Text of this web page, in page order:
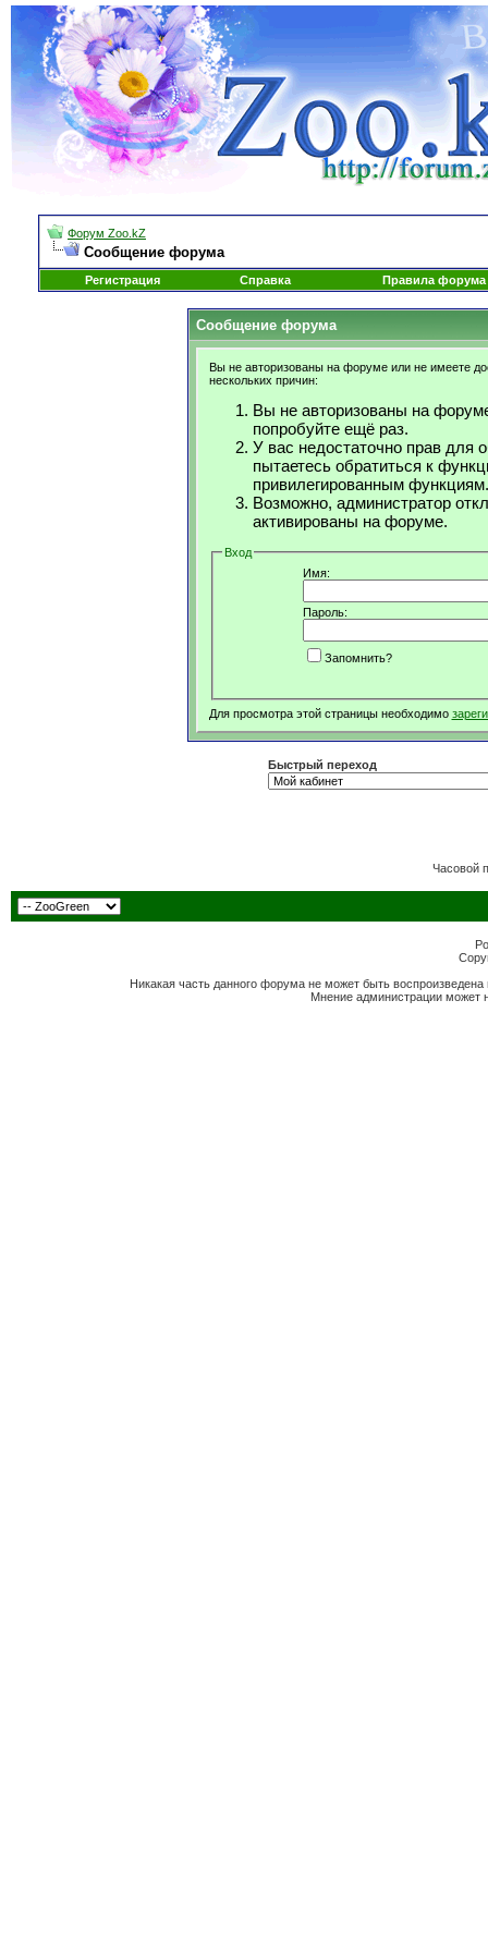
Форум Zoo.kZ
Сообщение форума
Регистрация Справка Правила форума
Сообщение форума
Вы не авторизованы на форуме или не имеете
нескольких причин:
Вы не авторизованы на
попробуйте ещё раз.
У вас недостаточно прав для
пытаетесь обратиться к
привилегированным функциям.
Возможно, администратор
активированы на форуме.
Вход
Имя:
Пароль:
Запомнить?
Для просмотра этой страницы необходимо
Быстрый переход
Часовой
Никакая часть данного форума не может быть
Мнение администрации может